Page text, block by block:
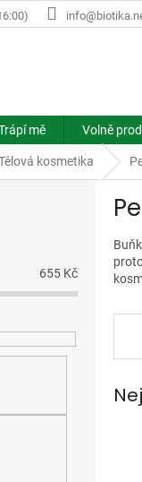
mě Volně
kosmetika
655 Kč